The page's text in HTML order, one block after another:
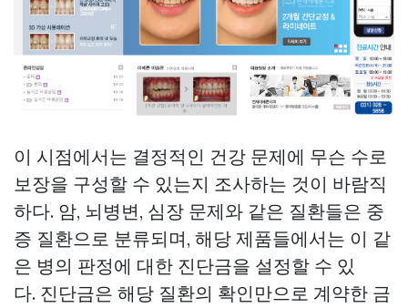
이 시점에서는 결정적인 건강 문제에 무슨 수로
보장을 구성할 수 있는지 조사하는 것이 바람직
하다. 암, 뇌병변, 심장 문제와 같은 질환들은 중
증 질환으로 분류되며, 해당 제품들에서는 이 같
은 병의 판정에 대한 진단금을 설정할 수 있
다. 진단금은 해당 질환의 확인만으로 계약한 금